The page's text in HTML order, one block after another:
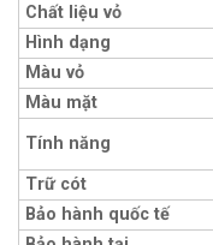
Chất liệu vỏ
Hình dạng
Màu vỏ
Màu mặt
Tính năng
Trữ cót
Bảo hành quốc tế